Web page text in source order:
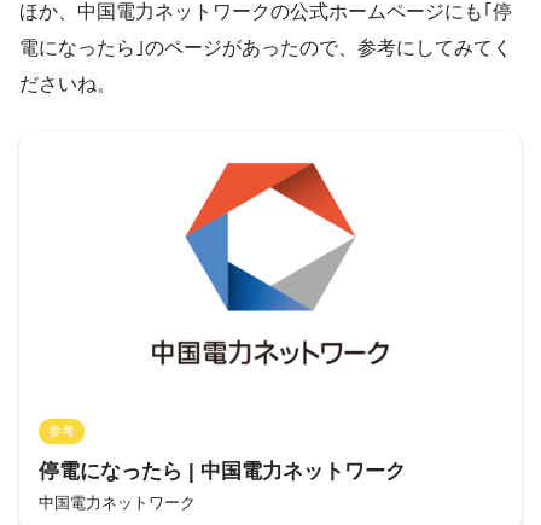
ほか、中国電力ネットワークの公式ホームページにも｢停
電になったら｣のページがあったので、参考にしてみてく
ださいね。
参考
停電になったら | 中国電力ネットワーク
中国電力ネットワーク